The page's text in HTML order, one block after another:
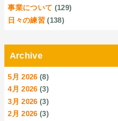
事業について (129)
日々の練習 (138)
Archive
5月 2026 (8)
4月 2026 (3)
3月 2026 (3)
2月 2026 (3)